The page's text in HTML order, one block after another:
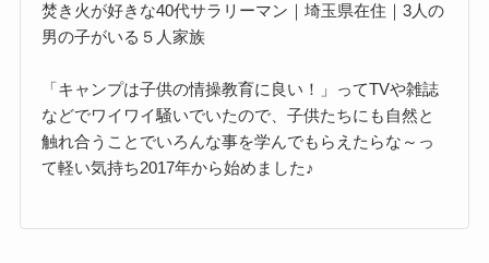
焚き火が好きな40代サラリーマン｜埼玉県在住｜3人の
男の子がいる５人家族
「キャンプは子供の情操教育に良い！」ってTVや雑誌
などでワイワイ騒いでいたので、子供たちにも自然と
触れ合うことでいろんな事を学んでもらえたらな～っ
て軽い気持ち2017年から始めました♪